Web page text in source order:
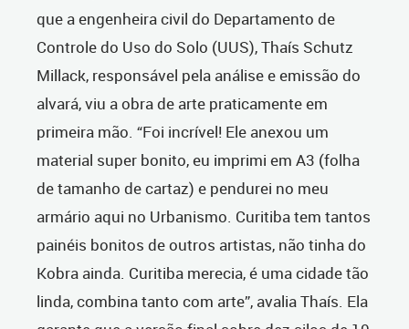
que aengenheira civil do Departamento de
Controle do Uso do Solo (UUS), Thaís Schutz
Millack, responsável pela análise e emissão do
alvará, viu a obra de arte praticamente em
primeira mão. “Foi incrível! Ele anexou um
material super bonito, eu imprimi em A3 (folha
de tamanho de cartaz) e pendurei no meu
armário aqui no Urbanismo. Curitiba tem tantos
painéis bonitos de outros artistas, não tinha do
Kobra ainda. Curitiba merecia, é uma cidade tão
linda, combina tanto com arte”, avalia Thaís. Ela